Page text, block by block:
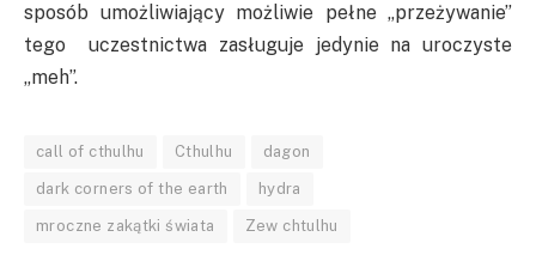
sposób umożliwiający możliwie pełne „przeżywanie”
tego uczestnictwa zasługuje jedynie na uroczyste
„meh”.
call of cthulhu Cthulhu dagon
dark corners of the earth hydra
mroczne zakątki świata Zew chtulhu